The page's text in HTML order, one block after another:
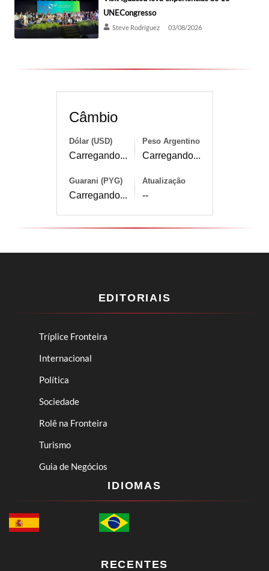
UNECongresso
Steve Rodríguez 03/08/2026
Câmbio
Dólar (USD)
Carregando...
Peso Argentino
Carregando...
Guarani (PYG)
Carregando...
Atualização
--
EDITORIAIS
Tríplice Fronteira
Internacional
Política
Sociedade
Rolê na Fronteira
Turismo
Guia de Negócios
IDIOMAS
RECENTES